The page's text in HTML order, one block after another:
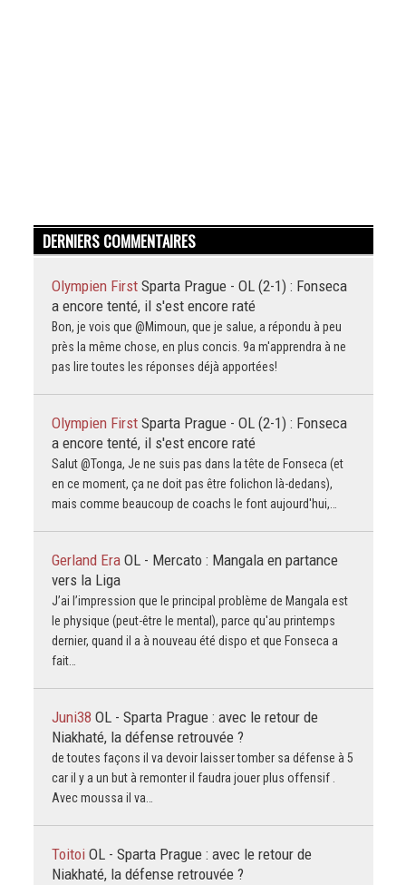
DERNIERS COMMENTAIRES
Olympien First Sparta Prague - OL (2-1) : Fonseca
a encore tenté, il s'est encore raté
Bon, je vois que @Mimoun, que je salue, a répondu à peu
près la même chose, en plus concis. 9a m'apprendra à ne
pas lire toutes les réponses déjà apportées!
Olympien First Sparta Prague - OL (2-1) : Fonseca
a encore tenté, il s'est encore raté
Salut @Tonga, Je ne suis pas dans la tête de Fonseca (et
en ce moment, ça ne doit pas être folichon là-dedans),
mais comme beaucoup de coachs le font aujourd'hui,…
Gerland Era OL - Mercato : Mangala en partance
vers la Liga
J’ai l’impression que le principal problème de Mangala est
le physique (peut-être le mental), parce qu'au printemps
dernier, quand il a à nouveau été dispo et que Fonseca a
fait…
Juni38 OL - Sparta Prague : avec le retour de
Niakhaté, la défense retrouvée ?
de toutes façons il va devoir laisser tomber sa défense à 5
car il y a un but à remonter il faudra jouer plus offensif .
Avec moussa il va…
Toitoi OL - Sparta Prague : avec le retour de
Niakhaté, la défense retrouvée ?